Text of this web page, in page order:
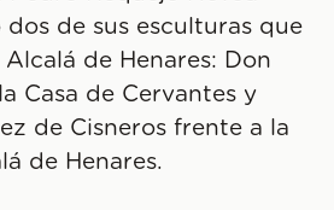
de sus esculturas que
de Henares: Don
Casa de Cervantes y
de Cisneros frente a la
de Henares.